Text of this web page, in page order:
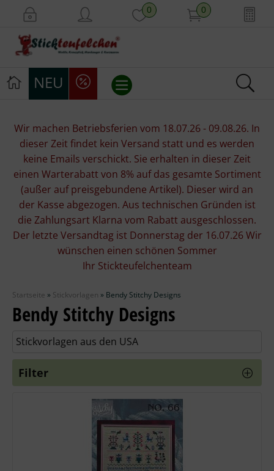
0 0
NEU
Stickpackungen
Stickgarne
Stoffe
Mill Hill Beads
Wolle
Stricknadeln
Knüpfpackungen
Wir machen Betriebsferien vom 18.07.26 - 09.08.26. In
dieser Zeit findet kein Versand statt und es werden
keine Emails verschickt. Sie erhalten in dieser Zeit
einen Warterabatt von 8% auf das gesamte Sortiment
(außer auf preisgebundene Artikel). Dieser wird an
der Kasse abgezogen. Aus technischen Gründen ist
die Zahlungsart Klarna vom Rabatt ausgeschlossen.
Der letzte Versandtag ist Donnerstag der 16.07.26 Wir
wünschen einen schönen Sommer
Ihr Stickteufelchenteam
Startseite » Stickvorlagen » Bendy Stitchy Designs
Bendy Stitchy Designs
Stickvorlagen aus den USA
Filter